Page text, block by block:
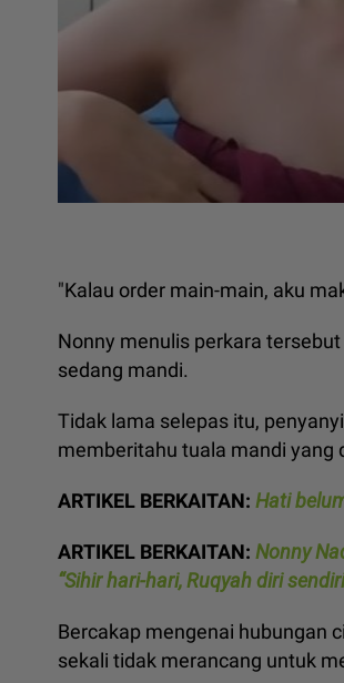
"Kalau order main-main, aku
Nonny menulis perkara
sedang mandi.
Tidak lama selepas itu,
memberitahu tuala mandi yang
ARTIKEL BERKAITAN: Hati
ARTIKEL BERKAITAN: Nonny
“Sihir hari-hari, Ruqyah diri
Bercakap mengenai hubungan
sekali tidak merancang untuk